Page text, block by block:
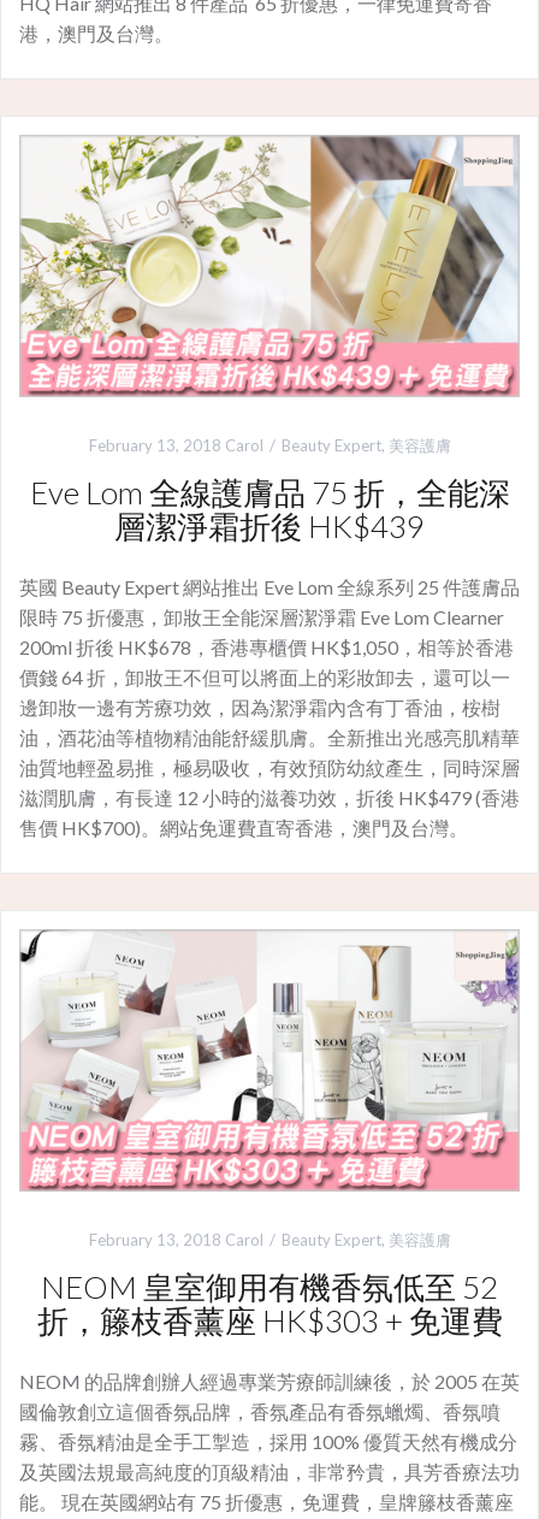
港，澳門及台灣。
February 13, 2018 Carol Beauty Expert, 美容護膚
Eve Lom 全線護膚品 75 折，全能深
層潔淨霜折後 HK$439
英國 Beauty Expert 網站推出 Eve Lom 全線系列 25 件護膚品
限時 75 折優惠，卸妝王全能深層潔淨霜 Eve Lom Clearner
200ml 折後 HK$678，香港專櫃價 HK$1,050，相等於香港
價錢 64 折，卸妝王不但可以將面上的彩妝卸去，還可以一
邊卸妝一邊有芳療功效，因為潔淨霜內含有丁香油，桉樹
油，酒花油等植物精油能舒緩肌膚。全新推出光感亮肌精華
油質地輕盈易推，極易吸收，有效預防幼紋產生，同時深層
滋潤肌膚，有長達 12 小時的滋養功效，折後 HK$479 (香港
售價 HK$700)。網站免運費直寄香港，澳門及台灣。
February 13, 2018 Carol Beauty Expert, 美容護膚
NEOM 皇室御用有機香氛低至 52
折，籐枝香薰座 HK$303 + 免運費
NEOM 的品牌創辦人經過專業芳療師訓練後，於 2005 在英
國倫敦創立這個香氛品牌，香氛產品有香氛蠟燭、香氛噴
霧、香氛精油是全手工掣造，採用 100% 優質天然有機成分
及英國法規最高純度的頂級精油，非常矜貴，具芳香療法功
能。 現在英國網站有 75 折優惠，免運費，皇牌籐枝香薰座‎